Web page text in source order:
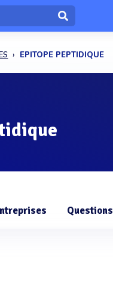
EPITOPE PEPTIDIQUE
Questions